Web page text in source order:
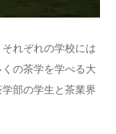
れぞれの学校には
の茶学を学べる大
部の学生と茶業界